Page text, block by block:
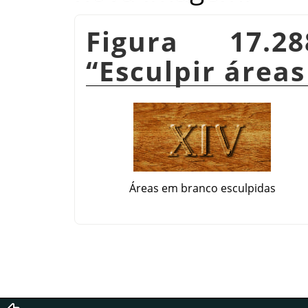
Figura
“Esculpir
Áreas em branco esculpidas